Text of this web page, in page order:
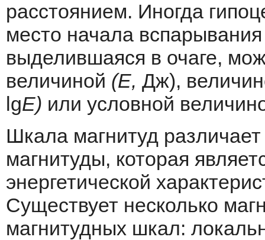
расстоянием. Иногда
место на­чала
выделившаяся в оча­ге,
величиной (Е, Дж),
lgЕ) или условной
Шкала магнитуд
магнитуды, которая
энергетической
Существует несколько
магнитудных шкал: